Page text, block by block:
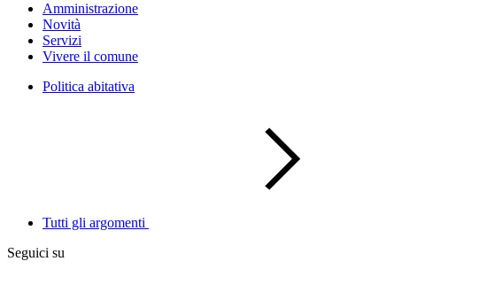
Amministrazione
Novità
Servizi
Vivere il comune
Politica abitativa
Tutti gli argomenti
Seguici su